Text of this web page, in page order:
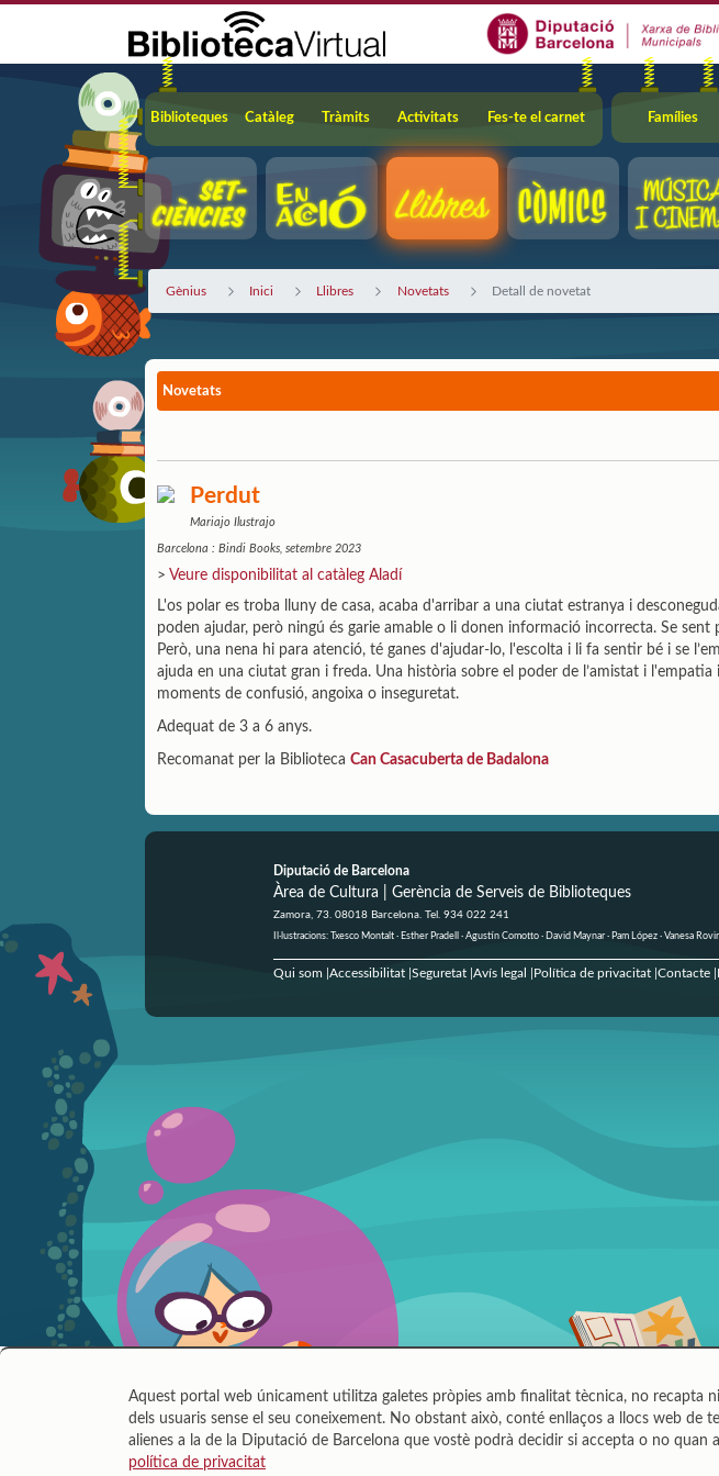
Navegació
Biblioteques Catàleg Tràmits Activitats Fes-te el carnet Famílies
Gènius Inici Llibres Novetats Detall de novetat
Novetats
Perdut
Mariajo Ilustrajo
Barcelona : Bindi Books, setembre 2023
> Veure disponibilitat al catàleg Aladí
L'os polar es troba lluny de casa, acaba d'arribar a una ciutat estranya i
poden ajudar, però ningú és garie amable o li donen informació incorrecta. Se
Però, una nena hi para atenció, té ganes d'ajudar-lo, l'escolta i li fa sentir bé i se
ajuda en una ciutat gran i freda. Una història sobre el poder de l’amistat i
moments de confusió, angoixa o inseguretat.
Adequat de 3 a 6 anys.
Recomanat per la Biblioteca Can Casacuberta de Badalona
Diputació de Barcelona
Àrea de Cultura | Gerència de Serveis de Biblioteques
Zamora, 73. 08018 Barcelona. Tel. 934 022 241
Il·lustracions: Txesco Montalt · Esther Pradell · Agustín Comotto · David Maynar · Pam López · Vanesa
Qui som| Accessibilitat| Seguretat| Avís legal Política de privacitat| Contacte|
Aquest portal web únicament utilitza galetes pròpies amb finalitat tècnica, no recapta
dels usuaris sense el seu coneixement. No obstant això, conté enllaços a llocs web de
alienes a la de la Diputació de Barcelona que vostè podrà decidir si accepta o no quan
política de privacitat